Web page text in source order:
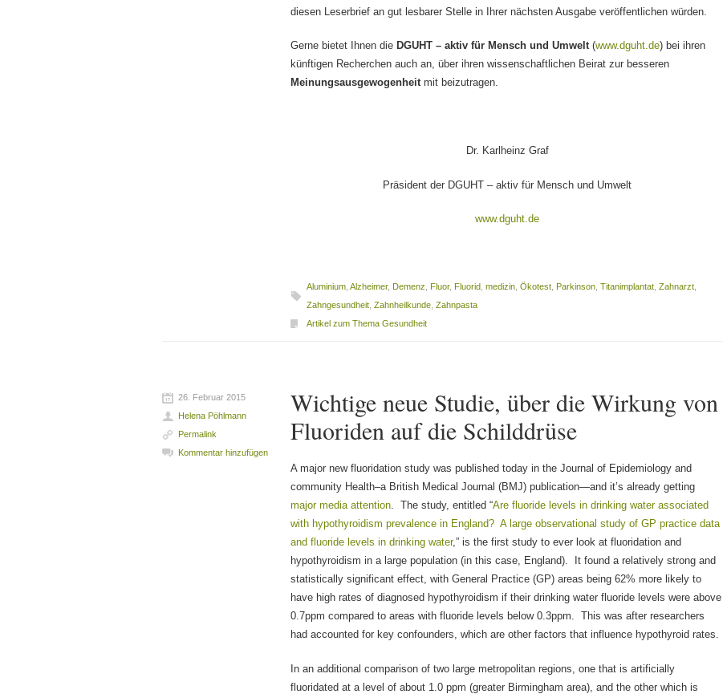
diesen Leserbrief an gut lesbarer Stelle in Ihrer nächsten Ausgabe veröffentlichen würden.
Gerne bietet Ihnen die DGUHT – aktiv für Mensch und Umwelt(www.dguht.de) bei ihren
künftigen Recherchen auch an, über ihren wissenschaftlichen Beirat zur besseren
Meinungsausgewogenheitmit beizutragen.
Dr. Karlheinz Graf
Präsident der DGUHT – aktiv für Mensch und Umwelt
www.dguht.de
Aluminium ,Alzheimer,Demenz ,Fluor,Fluorid ,medizin ,Ökotest ,Parkinson ,Titanimplantat ,Zahnarzt
Zahngesundheit ,Zahnheilkunde ,Zahnpasta
Artikel zum Thema Gesundheit
Wichtige neue Studie, über die Wirkung von
Fluoriden auf die Schilddrüse
A major new fluoridation study was published today in the Journal of Epidemiology and
community Health–a British Medical Journal (BMJ) publication—and it’s already getting
major media attention. The study, entitled “Are fluoride levels in drinking water associated
with hypothyroidism prevalence in England? A large observational study of GP practice data
and fluoride levels in drinking water,” is the first study to ever look at fluoridation and
hypothyroidism in a large population (in this case, England). It found a relatively strong and
statistically significant effect, with General Practice (GP) areas being 62% more likely to
have high rates of diagnosed hypothyroidism if their drinking water fluoride levels were above
0.7ppm compared to areas with fluoride levels below 0.3ppm. This was after researchers
had accounted for key confounders, which are other factors that influence hypothyroid rates.
In an additional comparison of two large metropolitan regions, one that is artificially
fluoridated at a level of about 1.0 ppm (greater Birmingham area), and the other which is
26. Februar 2015
Helena Pöhlmann
Permalink
Kommentar hinzufügen